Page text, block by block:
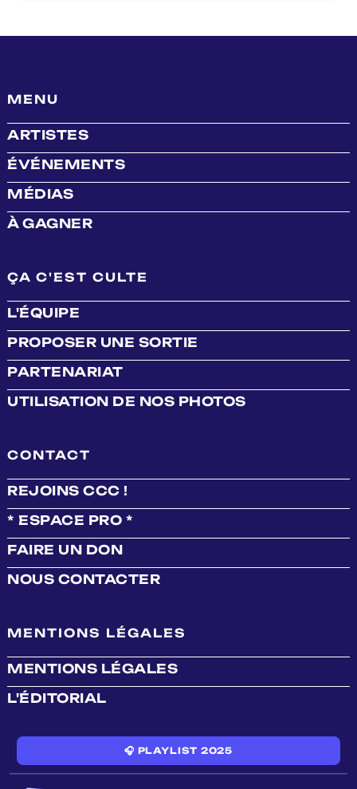
MENU
ARTISTES
ÉVÉNEMENTS
MÉDIAS
À GAGNER
ÇA C'EST CULTE
L'ÉQUIPE
PROPOSER UNE SORTIE
PARTENARIAT
UTILISATION DE NOS PHOTOS
CONTACT
REJOINS CCC !
* ESPACE PRO *
FAIRE UN DON
NOUS CONTACTER
MENTIONS LÉGALES
MENTIONS LÉGALES
L'ÉDITORIAL
🎧 PLAYLIST 2025